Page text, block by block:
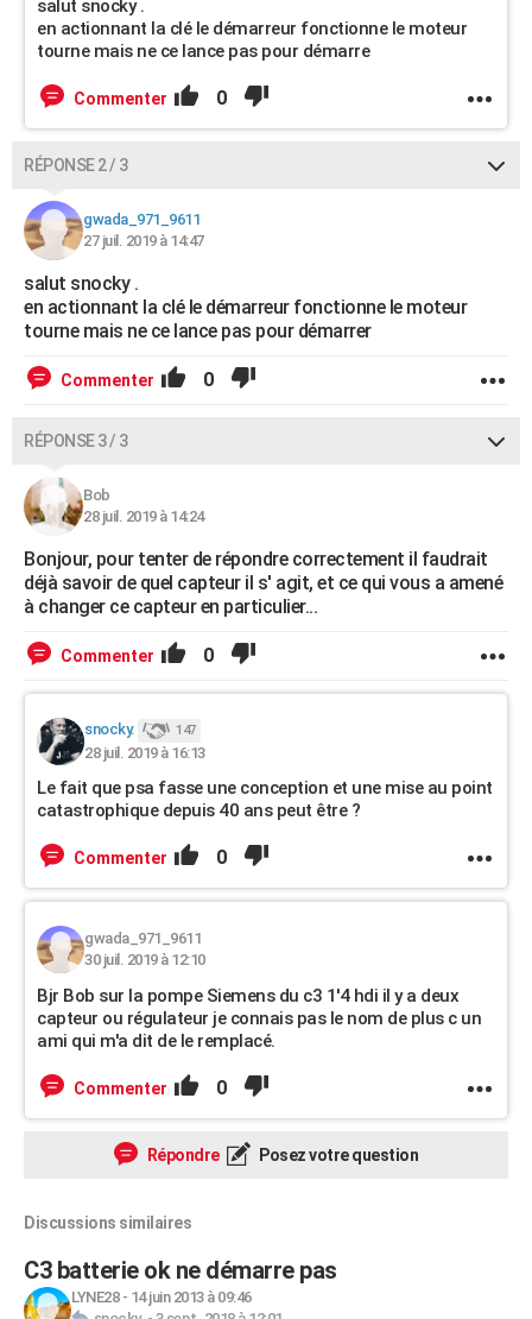
salut snocky .
en actionnant la clé le démarreur fonctionne le moteur
tourne mais ne ce lance pas pour démarre
Commenter 0
RÉPONSE 2 / 3
gwada_971_9611
27 juil. 2019 à 14:47
salut snocky .
en actionnant la clé le démarreur fonctionne le moteur
tourne mais ne ce lance pas pour démarrer
Commenter 0
RÉPONSE 3 / 3
Bob
28 juil. 2019 à 14:24
Bonjour, pour tenter de répondre correctement il faudrait
déjà savoir de quel capteur il s' agit, et ce qui vous a amené
à changer ce capteur en particulier...
Commenter 0
snocky. 147
28 juil. 2019 à 16:13
Le fait que psa fasse une conception et une mise au point
catastrophique depuis 40 ans peut être ?
Commenter 0
gwada_971_9611
30 juil. 2019 à 12:10
Bjr Bob sur la pompe Siemens du c3 1'4 hdi il y a deux
capteur ou régulateur je connais pas le nom de plus c un
ami qui m'a dit de le remplacé.
Commenter 0
Répondre Posez votre question
Discussions similaires
C3 batterie ok ne démarre pas
LYNE28- 14 juin 2013 à 09:46